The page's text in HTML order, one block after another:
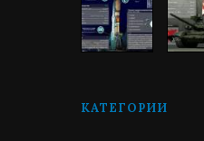
КАТЕГОРИИ